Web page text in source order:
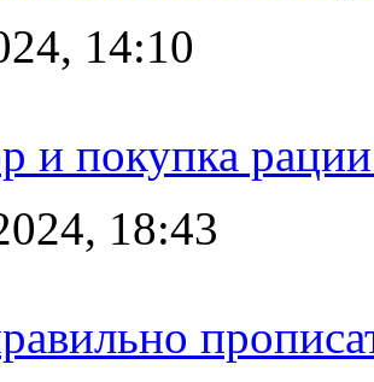
14:10
и покупка
18:43